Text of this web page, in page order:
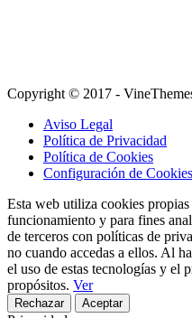
Copyright © 2017 -
Aviso Legal
Política de Privacidad
Política de Cookies
Configuración de Cookies
Esta web utiliza cookies
funcionamiento y para fines
de terceros con políticas de
no cuando accedas a ellos. Al
el uso de estas tecnologías y el
propósitos. Ver
Rechazar Aceptar